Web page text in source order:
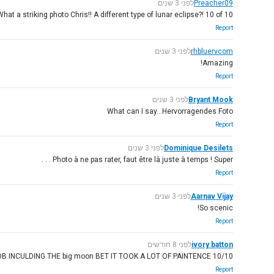
Preacher09לפני 3 שנים
a striking photo Chris!! A different type of lunar eclipse?! 10 of 10!!
Report
rhbluervcomלפני 3 שנים
Amazing!
Report
Bryant Mookלפני 3 שנים
What can I say...Hervorragendes Foto
Report
Dominique Desiletsלפני 3 שנים
Photo à ne pas rater, faut être là juste à temps ! Super . . .
Report
Aarnav Vijayלפני 3 שנים
So scenic!
Report
ivory battonלפני 8 חודשים
10/10 shot W SHOT CHIRS GOOD JOB GEART JOB INCULDING THE big moon BET IT TOOK A LOT OF PAINTENCE
Report